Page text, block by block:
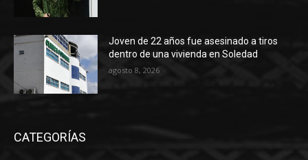
Joven de 22 años fue asesinado a tiros
dentro de una vivienda en Soledad
agosto 8, 2026
CATEGORÍAS